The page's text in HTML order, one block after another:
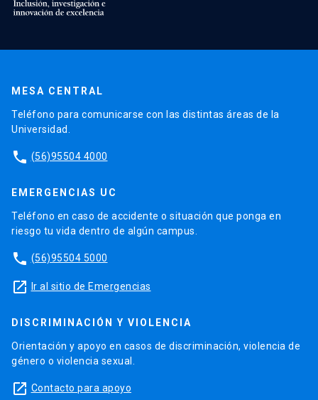
MESA CENTRAL
Teléfono para comunicarse con las distintas áreas de la
Universidad.
phone (56)95504 4000
EMERGENCIAS UC
Teléfono en caso de accidente o situación que ponga en
riesgo tu vida dentro de algún campus.
phone (56)95504 5000
launch Ir al sitio de Emergencias
DISCRIMINACIÓN Y VIOLENCIA
Orientación y apoyo en casos de discriminación, violencia de
género o violencia sexual.
launch Contacto para apoyo